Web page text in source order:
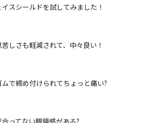
スシールドを試してみました！
しさも軽減されて、中々良い！
で締め付けられてちょっと痛い?